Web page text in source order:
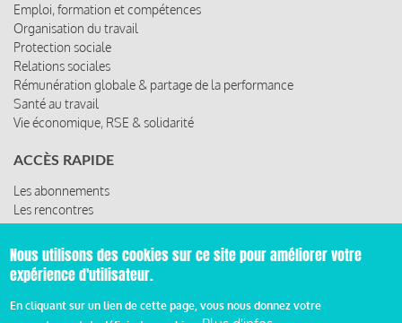
Emploi, formation et compétences
Organisation du travail
Protection sociale
Relations sociales
Rémunération globale & partage de la performance
Santé au travail
Vie économique, RSE & solidarité
ACCÈS RAPIDE
Les abonnements
Les rencontres
Les ressources
© 2019 Miroir Social - Réalisé parCafffeine
Nous utilisons des cookies sur ce site pour améliorer votre
expérience d'utilisateur.
En cliquant sur un lien de cette page, vous nous donnez votre